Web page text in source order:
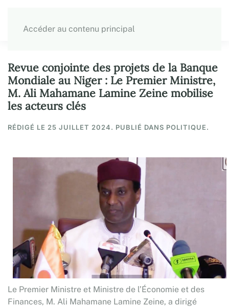
Accéder au contenu principal
Revue conjointe des projets de la Banque
Mondiale au Niger : Le Premier Ministre,
M. Ali Mahamane Lamine Zeine mobilise
les acteurs clés
RÉDIGÉ LE 25 JUILLET 2024. PUBLIÉ DANS POLITIQUE.
Le Premier Ministre et Ministre de l’Économie et des
Finances, M. Ali Mahamane Lamine Zeine, a dirigé